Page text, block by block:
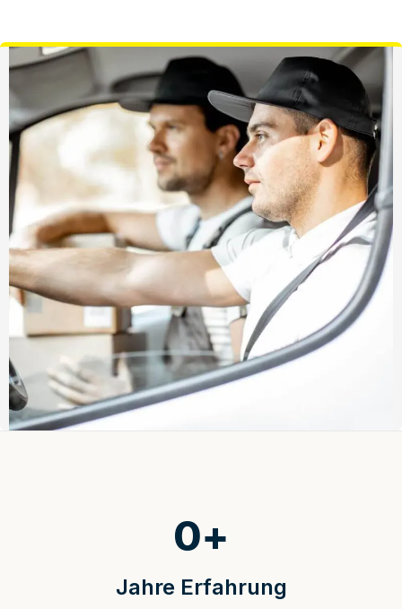
Jahre Erfahrung
0+